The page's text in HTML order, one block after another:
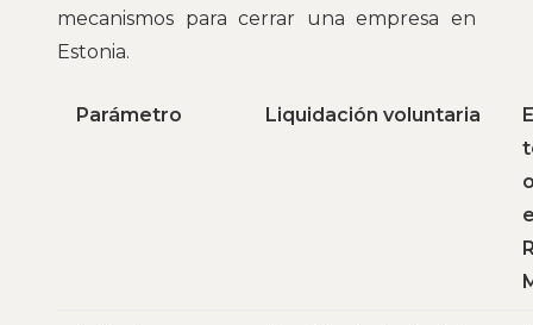
mecanismos para cerrar una empresa en
Estonia.
Parámetro Liquidación voluntaria